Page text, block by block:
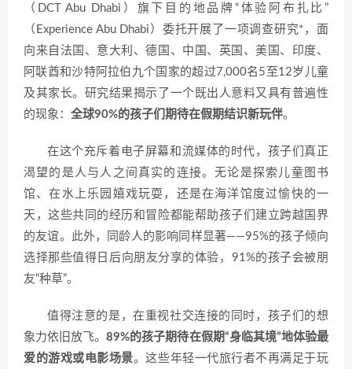
（DCT Abu Dhabi）旗下目的地品牌“体验阿布扎比”
（Experience Abu Dhabi）委托开展了一项调查研究*，面
向来自法国、意大利、德国、中国、英国、美国、印度、
阿联酋和沙特阿拉伯九个国家的超过7,000名5至12岁儿童
及其家长。研究结果揭示了一个既出人意料又具有普遍性
的现象： 全球90%的孩子们期待在假期结识新玩伴。
在这个充斥着电子屏幕和流媒体的时代，孩子们真正
渴望的是人与人之间真实的连接。无论是探索儿童图书
馆、在水上乐园嬉戏玩耍，还是在海洋馆度过愉快的一
天，这些共同的经历和冒险都能帮助孩子们建立跨越国界
的友谊。此外，同龄人的影响同样显著——95%的孩子倾向
选择那些值得日后向朋友分享的体验，91%的孩子会被朋
友“种草”。
值得注意的是，在重视社交连接的同时，孩子们的想
象力依旧放飞。89%的孩子期待在假期“身临其境”地体验最
爱的游戏或电影场景。这些年轻一代旅行者不再满足于玩